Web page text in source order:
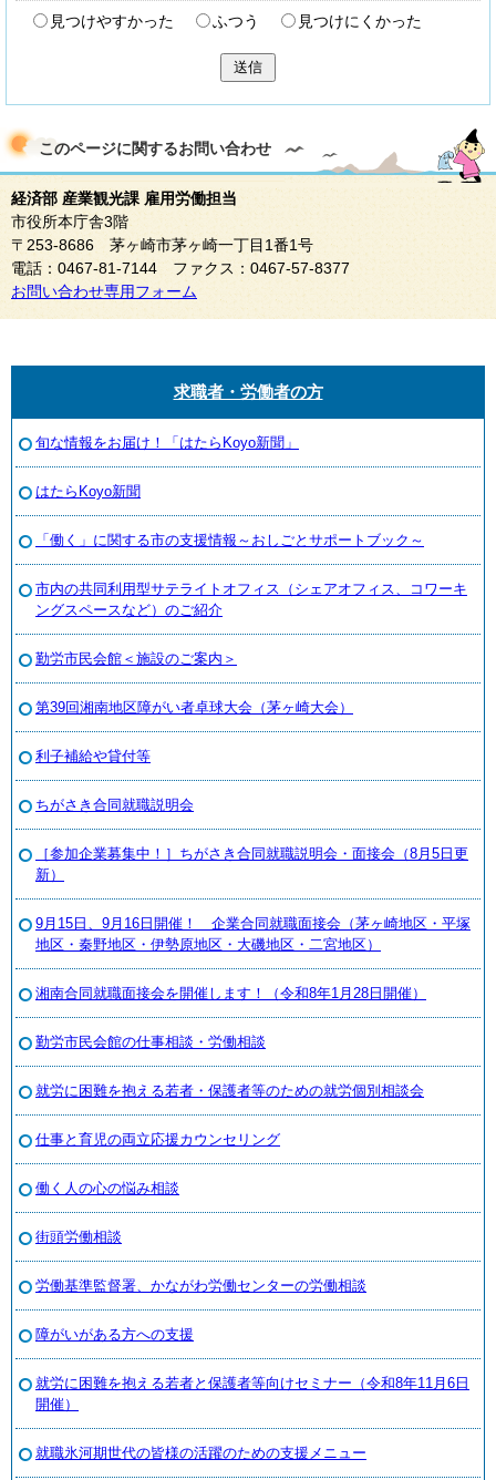
見つけやすかった ふつう 見つけにくかった
送信
このページに関するお問い合わせ
経済部 産業観光課 雇用労働担当
市役所本庁舎3階
〒253-8686 茅ヶ崎市茅ヶ崎一丁目1番1号
電話：0467-81-7144 ファクス：0467-57-8377
お問い合わせ専用フォーム
求職者・労働者の方
旬な情報をお届け！「はたらKoyo新聞」
はたらKoyo新聞
「働く」に関する市の支援情報～おしごとサポートブック～
市内の共同利用型サテライトオフィス（シェアオフィス、コワーキ
ングスペースなど）のご紹介
勤労市民会館＜施設のご案内＞
第39回湘南地区障がい者卓球大会（茅ヶ崎大会）
利子補給や貸付等
ちがさき合同就職説明会
［参加企業募集中！］ちがさき合同就職説明会・面接会（8月5日更
新）
9月15日、9月16日開催！ 企業合同就職面接会（茅ヶ崎地区・平塚
地区・秦野地区・伊勢原地区・大磯地区・二宮地区）
湘南合同就職面接会を開催します！（令和8年1月28日開催）
勤労市民会館の仕事相談・労働相談
就労に困難を抱える若者・保護者等のための就労個別相談会
仕事と育児の両立応援カウンセリング
働く人の心の悩み相談
街頭労働相談
労働基準監督署、かながわ労働センターの労働相談
障がいがある方への支援
就労に困難を抱える若者と保護者等向けセミナー（令和8年11月6日
開催）
就職氷河期世代の皆様の活躍のための支援メニュー